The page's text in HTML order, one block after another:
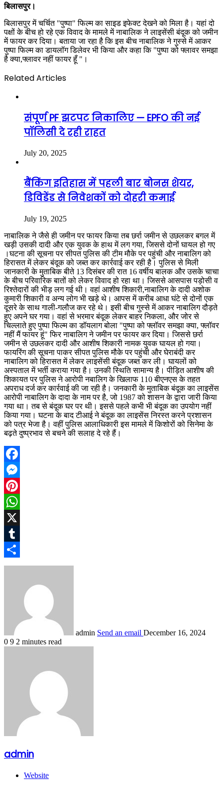
बिलासपुर।
बिलासपुर में चर्चित "पुष्पा" फिल्म का साइड इफेक्ट देखने को मिला है। यहां दो
पक्षों के बीच हो रहे एक विवाद के मामले में नाबालिक ने लाइसेंसी बंदूक को जमीन
में फायर कर दिया। बताया जा रहा है कि इस बीच नाबालिक ने गुस्से में आकर
पुष्पा फिल्म का डायलॉग डिलेवर भी किया और कहा कि "पुष्पा को फ्लावर समझा
है क्या,फ्लावर नहीं फायर हूँ "।
Related Articles
संपूर्ण PF झटपट निकालिए — EPFO की नई
पॉलिसी दे रही राहत
July 20, 2025
बैंकिंग इतिहास में पहली बार बोनस शेयर,
डिविडेंड से निवेशकों को दोहरी कमाई
July 19, 2025
नाबालिक ने जैसे ही जमीन पर फायर किया तब छर्रा जमीन से उछलकर बगल में
खड़ी उसकी दादी और एक युवक के हाथ में लग गया, जिससे दोनों घायल हो गए
।घटना की सूचना पर सीपत पुलिस की टीम मौके पर पहुंची और नाबालिग को
हिरासत में लेकर बंदूक को जब्त कर कार्रवाई कर रही है। पुलिस से मिली
जानकारी के मुताबिक बीते 13 दिसंबर की रात 16 वर्षीय बालक और उसके चाचा
के बीच परिवारिक बातों को लेकर विवाद हो रहा था। जिससे आसपास पड़ोसी व
रिश्तेदारों की भीड़ लग गई थी। वहां आशीष शिकारी,नाबालिग के दादी अशोक
कुमारी शिकारी व अन्य लोग भी खड़े थे। आपस में करीब आधा घंटे से दोनों एक
दूसरे के साथ गाली-गलौज कर रहे थे। इसी बीच गुस्से में आकर नाबालिग दौड़ते
हुए अपने घर गया। वहां से भरमार बंदूक लेकर बाहर निकला, और जोर से
चिल्लाते हुए पुष्पा फिल्म का डॉयलाग बोला "पुष्पा को फ्लॉवर समझा क्या, फ्लॉवर
नहीं मैं फायर हूं" फिर नाबालिग ने जमीन पर फायर कर दिया। जिससे छर्रा
जमीन से उछलकर दादी और आशीष शिकारी नामक युवक घायल हो गया।
फायरिंग की सूचना पाकर सीपत पुलिस मौके पर पहुंची और घेराबंदी कर
नाबालिग को हिरासत में लेकर लाइसेंसी बंदूक जब्त कर ली। घायलों को
अस्पताल में भर्ती कराया गया है। उनकी स्थिति सामान्य है। पीड़ित आशीष की
शिकायत पर पुलिस ने आरोपी नबालिग के खिलाफ 110 बीएनएस के तहत
अपराध दर्ज कर कार्रवाई की जा रही है। जनकारी के मुताबिक बंदूक का लाइसेंस
आरोपी नाबालिग के दादा के नाम पर है, जो 1987 को शासन के द्वारा जारी किया
गया था। तब से बंदूक घर पर थी। इससे पहले कभी भी बंदूक का उपयोग नहीं
किया गया। घटना के बाद टीआई ने बंदूक का लाइसेंस निरस्त करने प्रशासन
को पत्र भेजा है। वहीं पुलिस आलाधिकारी इस मामले में किशोरों को सिनेमा के
बढ़ते दुष्प्रभाव से बचने की सलाह दे रहे हैं।
Facebook
Messenger
Pinterest
WhatsApp
X
Tumblr
Share
admin Send an email December 16, 2024
0 9 2 minutes read
admin
Website